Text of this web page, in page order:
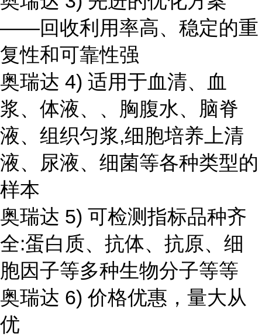
——回收利用率高、稳定的重
复性和可靠性强
奥瑞达 4) 适用于血清、血
浆、体液、、胸腹水、脑脊
液、组织匀浆,细胞培养上清
液、尿液、细菌等各种类型的
样本
奥瑞达 5) 可检测指标品种齐
全:蛋白质、抗体、抗原、细
胞因子等多种生物分子等等
奥瑞达 6) 价格优惠，量大从
优